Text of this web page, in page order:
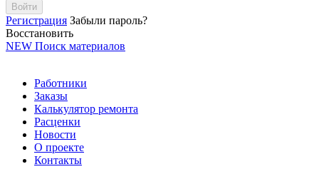
Войти
Регистрация Забыли пароль?
Восстановить
NEW Поиск материалов
Работники
Заказы
Калькулятор ремонта
Расценки
Новости
О проекте
Контакты